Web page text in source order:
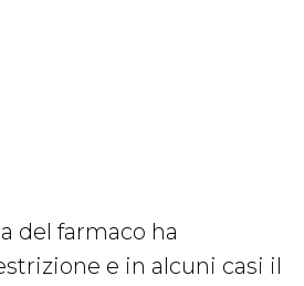
del farmaco ha
e in alcuni casi il